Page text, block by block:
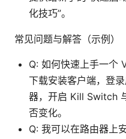
化技巧”。
常见问题与解答（示例）
Q: 如何快速上手一个
下载安装客户端，登
器，开启 Kill Switch
否变化。
Q: 我可以在路由器上